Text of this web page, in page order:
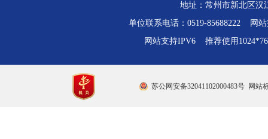
地址：常州市新北区
单位联系电话：0519-85688222 网站
网站支持IPV6 推荐使用
苏公网安备32041102000483号 网站